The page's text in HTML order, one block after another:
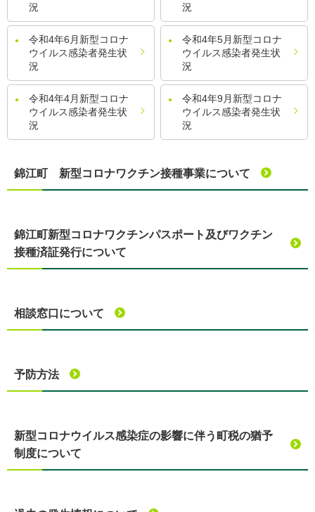
況
況
令和4年6月新型コロナ
ウイルス感染者発生状
況
令和4年5月新型コロナ
ウイルス感染者発生状
況
令和4年4月新型コロナ
ウイルス感染者発生状
況
令和4年9月新型コロナ
ウイルス感染者発生状
況
錦江町 新型コロナワクチン接種事業について
錦江町新型コロナワクチンパスポート及びワクチン
接種済証発行について
相談窓口について
予防方法
新型コロナウイルス感染症の影響に伴う町税の猶予
制度について